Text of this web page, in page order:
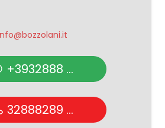
+3932888 ...
32888289 ...